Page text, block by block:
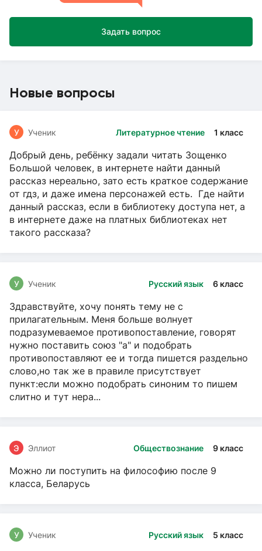
Задать вопрос
Новые вопросы
Литературное чтение 1 класс
У Ученик
Добрый день, ребёнку задали читать Зощенко
Большой человек, в интернете найти данный
рассказ нереально, зато есть краткое содержание
от гдз, и даже имена персонажей есть. Где найти
данный рассказ, если в библиотеку доступа нет, а
в интернете даже на платных библиотеках нет
такого рассказа?
Русский язык 6 класс
У Ученик
Здравствуйте, хочу понять тему не с
прилагательным. Меня больше волнует
подразумеваемое противопоставление, говорят
нужно поставить союз "а" и подобрать
противопоставляют ее и тогда пишется раздельно
слово,но так же в правиле присутствует
пункт:если можно подобрать синоним то пишем
слитно и тут нера...
Обществознание 9 класс
Э Эллиот
Можно ли поступить на философию после 9
класса, Беларусь
Русский язык 5 класс
У Ученик